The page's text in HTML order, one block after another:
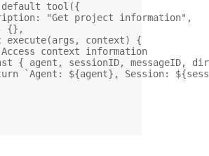
default tool ({
"Get project information" ,
{},
execute(args , context) {
context information
{ agent , sessionID, messageID,
`Agent: ${agent}, Session: ${